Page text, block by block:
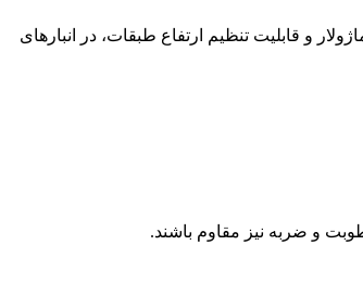
و قابلیت تنظیم ارتفاع طبقات، در انبارهای
و ضربه نیز مقاوم باشند.